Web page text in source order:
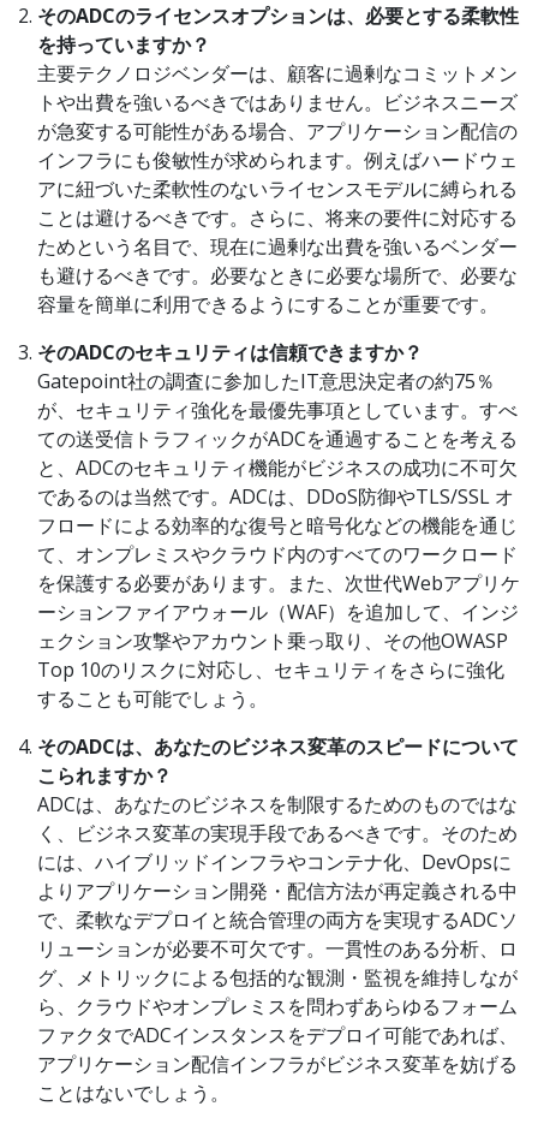
そのADCのライセンスオプションは、必要とする柔軟性
を持っていますか？
主要テクノロジベンダーは、顧客に過剰なコミットメン
トや出費を強いるべきではありません。ビジネスニーズ
が急変する可能性がある場合、アプリケーション配信の
インフラにも俊敏性が求められます。例えばハードウェ
アに紐づいた柔軟性のないライセンスモデルに縛られる
ことは避けるべきです。さらに、将来の要件に対応する
ためという名目で、現在に過剰な出費を強いるベンダー
も避けるべきです。必要なときに必要な場所で、必要な
容量を簡単に利用できるようにすることが重要です。
そのADCのセキュリティは信頼できますか？
Gatepoint社の調査に参加したIT意思決定者の約75％
が、セキュリティ強化を最優先事項としています。すべ
ての送受信トラフィックがADCを通過することを考える
と、ADCのセキュリティ機能がビジネスの成功に不可欠
であるのは当然です。ADCは、DDoS防御やTLS/SSL オ
フロードによる効率的な復号と暗号化などの機能を通じ
て、オンプレミスやクラウド内のすべてのワークロード
を保護する必要があります。また、次世代Webアプリケ
ーションファイアウォール（WAF）を追加して、インジ
ェクション攻撃やアカウント乗っ取り、その他OWASP
Top 10のリスクに対応し、セキュリティをさらに強化
することも可能でしょう。
そのADCは、あなたのビジネス変革のスピードについて
こられますか？
ADCは、あなたのビジネスを制限するためのものではな
く、ビジネス変革の実現手段であるべきです。そのため
には、ハイブリッドインフラやコンテナ化、DevOpsに
よりアプリケーション開発・配信方法が再定義される中
で、柔軟なデプロイと統合管理の両方を実現するADCソ
リューションが必要不可欠です。一貫性のある分析、ロ
グ、メトリックによる包括的な観測・監視を維持しなが
ら、クラウドやオンプレミスを問わずあらゆるフォーム
ファクタでADCインスタンスをデプロイ可能であれば、
アプリケーション配信インフラがビジネス変革を妨げる
ことはないでしょう。